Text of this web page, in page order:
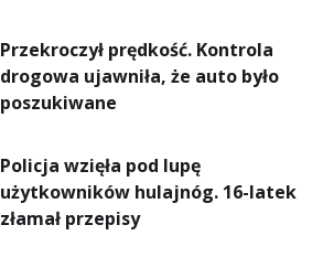
Przekroczył prędkość. Kontrola
drogowa ujawniła, że auto było
poszukiwane
Policja wzięła pod lupę
użytkowników hulajnóg. 16-latek
złamał przepisy